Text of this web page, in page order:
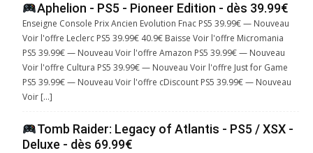
Aphelion - PS5 - Pioneer Edition - dès 39.99€
Enseigne Console Prix Ancien Evolution Fnac PS5 39.99€ — Nouveau
Voir l'offre Leclerc PS5 39.99€ 40.9€ Baisse Voir l'offre Micromania
PS5 39.99€ — Nouveau Voir l'offre Amazon PS5 39.99€ — Nouveau
Voir l'offre Cultura PS5 39.99€ — Nouveau Voir l'offre Just for Game
PS5 39.99€ — Nouveau Voir l'offre cDiscount PS5 39.99€ — Nouveau
Voir […]
Tomb Raider: Legacy of Atlantis - PS5 / XSX -
Deluxe - dès 69.99€